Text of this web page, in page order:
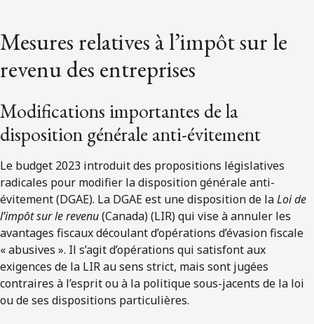
Mesures relatives à l’impôt sur le
revenu des entreprises
Modifications importantes de la
disposition générale anti-évitement
Le budget 2023 introduit des propositions législatives
radicales pour modifier la disposition générale anti-
évitement (DGAE). La DGAE est une disposition de laLoi de
l’impôt sur le revenu(Canada) (LIR) qui vise à annuler les
avantages fiscaux découlant d’opérations d’évasion fiscale
« abusives ». Il s’agit d’opérations qui satisfont aux
exigences de la LIR au sens strict, mais sont jugées
contraires à l’esprit ou à la politique sous-jacents de la loi
ou de ses dispositions particulières.